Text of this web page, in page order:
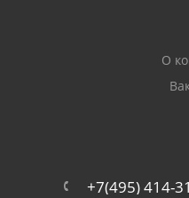
заземления
О
+7(495) 414-